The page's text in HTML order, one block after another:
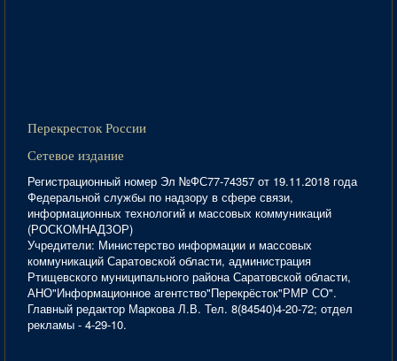
Перекресток России
Сетевое издание
Регистрационный номер Эл №ФС77-74357 от 19.11.2018 года
Федеральной службы по надзору в сфере связи,
информационных технологий и массовых коммуникаций
(РОСКОМНАДЗОР)
Учредители: Министерство информации и массовых
коммуникаций Саратовской области, администрация
Ртищевского муниципального района Саратовской области,
АНО"Информационное агентство"Перекрёсток"РМР СО".
Главный редактор Маркова Л.В. Тел. 8(84540)4-20-72; отдел
рекламы - 4-29-10.